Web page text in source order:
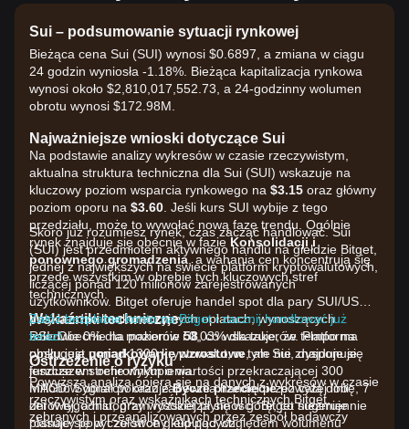
Sui – podsumowanie sytuacji rynkowej
Bieżąca cena Sui (SUI) wynosi $0.6897, a zmiana w ciągu
24 godzin wyniosła -1.18%. Bieżąca kapitalizacja rynkowa
wynosi około $2,810,017,552.73, a 24-godzinny wolumen
obrotu wynosi $172.98M.
Najważniejsze wnioski dotyczące Sui
Na podstawie analizy wykresów w czasie rzeczywistym,
aktualna struktura techniczna dla Sui (SUI) wskazuje na
kluczowy poziom wsparcia rynkowego na $3.15 oraz główny
poziom oporu na $3.60 . Jeśli kurs SUI wybije z tego
przedziału, może to wywołać nową fazę trendu. Ogólnie
rynek znajduje się obecnie w fazie Konsolidacji i
ponownego gromadzenia , a wahania cen koncentrują się
przede wszystkim w obrębie tych kluczowych stref
technicznych.
Wskaźniki techniczne
RSI: Obecnie na poziomie 58, co wskazuje, że tempo na
rynku jest umiarkowanie wzrostowe, ale nie znajduje się
jeszcze w strefie wykupienia.
MACD: Sygnał pokazujeBycze przecięciepowyżej linii
zerowej, a histogram rozszerza się w górę, co sugeruje
rosnący popyt ze strony kupujących.
Skoro już rozumiesz rynek, czas zacząć handlować. Sui
(SUI) jest przedmiotem aktywnego handlu na giełdzie Bitget,
jednej z największych na świecie platform kryptowalutowych,
liczącej ponad 120 milionów zarejestrowanych
użytkowników. Bitget oferuje handel spot dla pary SUI/USDT
przy bardzo konkurencyjnych opłatach, wynoszących
zaledwie 0% dla makerów i 0,03% dla takerów. Platforma
obsługuje ponad 1300 kryptowalut, w tym Sui, dysponuje
funduszem ochronnym o wartości przekraczającej 300
milionów dolarów oraz zapewnia handel przez całą dobę, 7
dni w tygodniu, przy wysokiej płynności. Bitget niezmiennie
plasuje się w czołówce giełd pod względem wolumenu
Załóż bezpłatne konto na Bitget i zacznij handlować już
teraz!
Ostrzeżenie o ryzyku
Powyższa analiza opiera się na danych z wykresów w czasie
rzeczywistym oraz wskaźnikach technicznych Bitget,
zebranych i przeanalizowanych przez zespół badawczy